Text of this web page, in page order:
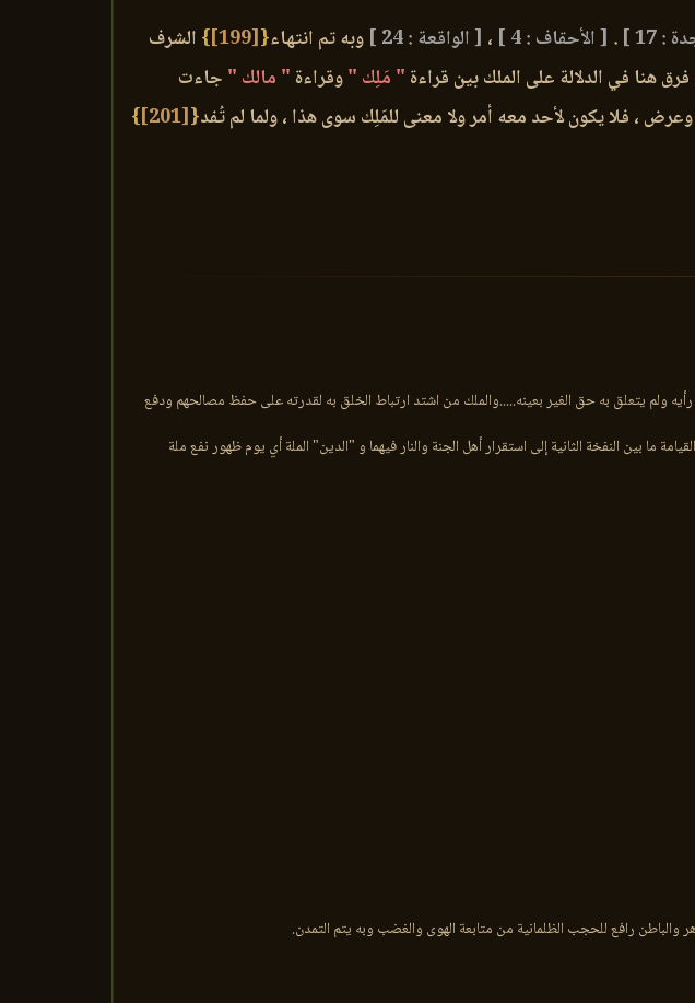
: 17 ]
. [ الأحقاف : 4 ] ، [ الواقعة : 24 ] وبه تم انتهاء{
[199]
} الشرف
هنا في الدلالة على الملك بين قراءة " مَلِك "وقراءة " مالك " جاءت
، فلا يكون لأحد معه أمر ولا معنى للمَلِك سوى هذا ، ولما لم تُفد{
[201]
}
ولم يتعلق به حق الغير بعينه.....والملك من اشتد ارتباط الخلق به لقدرته على حفظ مصالحهم ودفع
بين النفخة الثانية إلى استقرار أهل الجنة والنار فيهما و "الدين" الملة أي يوم ظهور نفع ملة
والباطن رافع للحجب الظلمانية من متابعة الهوى والغضب وبه يتم التمدن.